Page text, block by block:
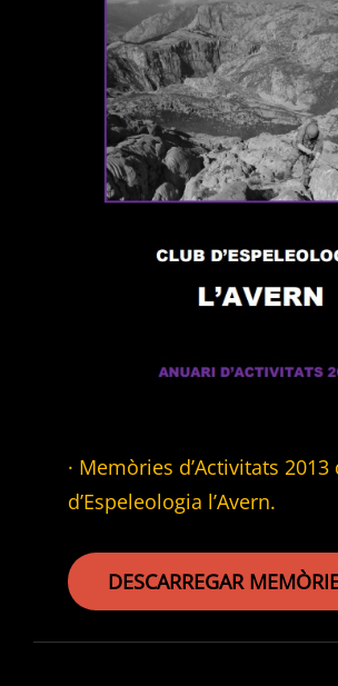
· Memòries d’Activitats 2013
d’Espeleologia l’Avern.
DESCARREGAR